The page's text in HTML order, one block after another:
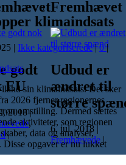
godt
EU
2018|
,
|
Fremhævet
Udbud er
ændret til
større
6. jul, 2018|
Fremhævede |
klimaindsats
| Ikke kategoriserede|0|
sin klimaindsats. Det sker
2026 fjerner regionernes
omstilling. Dermed sættes
aktiviteter, som regionen
data og analyser,
opgaver er nu lukket